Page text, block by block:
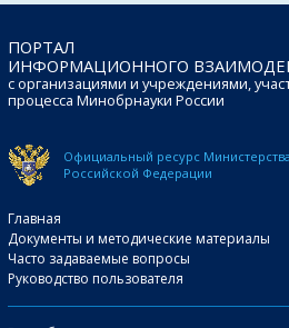
ПОРТАЛ
ИНФОРМАЦИОННОГО
с организациями и учреждениями,
процесса Минобрнауки России
Официальный ресурс
Российской Федерации
Главная
Документы и методические материалы
Часто задаваемые вопросы
Руководство пользователя